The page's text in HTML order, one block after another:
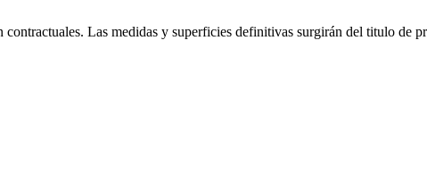
Las medidas y superficies definitivas surgirán del titulo de